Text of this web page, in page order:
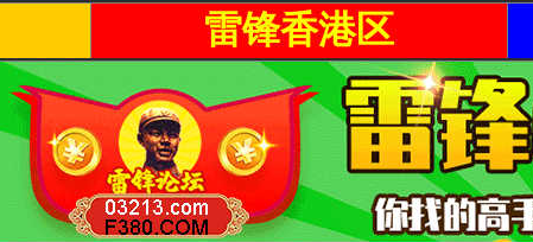
雷锋香港区